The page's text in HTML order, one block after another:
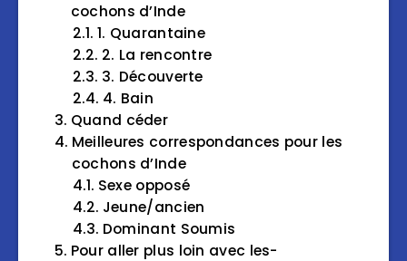
cochons d’Inde
1. Quarantaine
2. La rencontre
3. Découverte
4. Bain
Quand céder
Meilleures correspondances pour les
cochons d’Inde
Sexe opposé
Jeune/ancien
Dominant Soumis
Pour aller plus loin avec les-